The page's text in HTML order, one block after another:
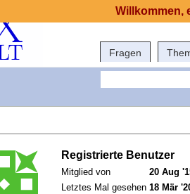
Fragen
Registrierte Benutzer
Mitglied von
20 Aug
Letztes Mal gesehen 18 Mär
Willkommen,